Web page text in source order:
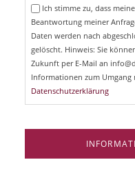
Ich stimme zu, dass
Beantwortung meiner
Daten werden nach
gelöscht. Hinweis: Sie
Zukunft per E-Mail an
Informationen zum
Datenschutzerklärung